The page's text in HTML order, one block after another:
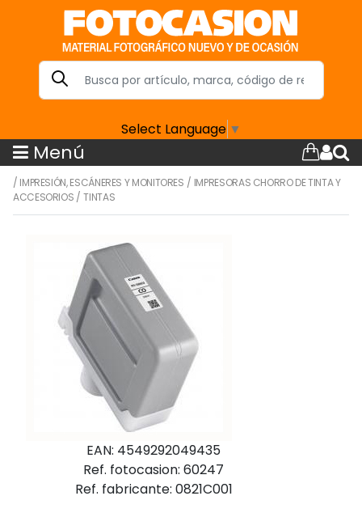
Select Language ▼
Menú
/ IMPRESIÓN, ESCÁNERES Y MONITORES / IMPRESORAS CHORRO DE TINTA Y
ACCESORIOS /TINTAS
EAN: 4549292049435
Ref. fotocasion: 60247
Ref. fabricante: 0821C001